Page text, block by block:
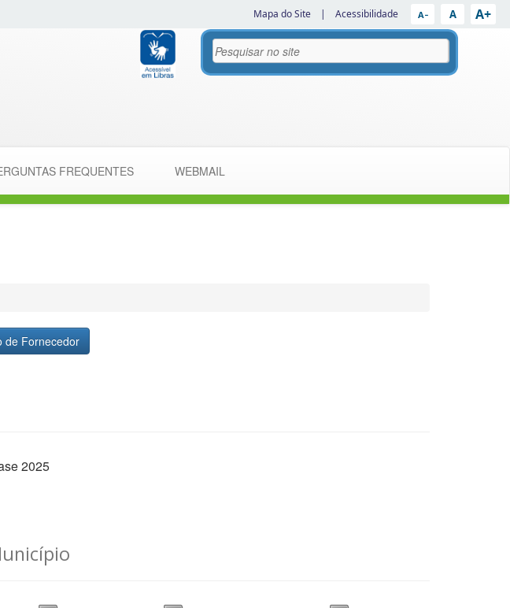
Mapa do Site | Acessibilidade A− A A+
FREQUENTES WEBMAIL
de Fornecedor
2025